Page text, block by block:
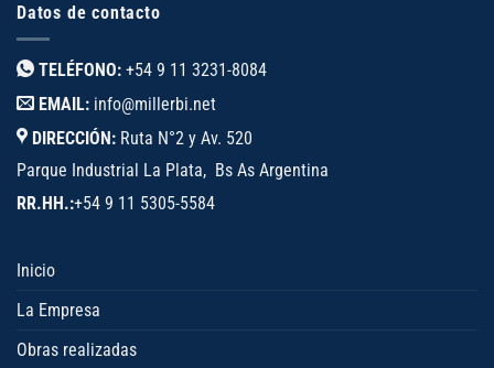
Datos de contacto
TELÉFONO: +54 9 11 3231-8084
EMAIL: info@millerbi.net
DIRECCIÓN: Ruta N°2 y Av. 520
Parque Industrial La Plata, Bs As Argentina
RR.HH.:+54 9 11 5305-5584
Inicio
La Empresa
Obras realizadas